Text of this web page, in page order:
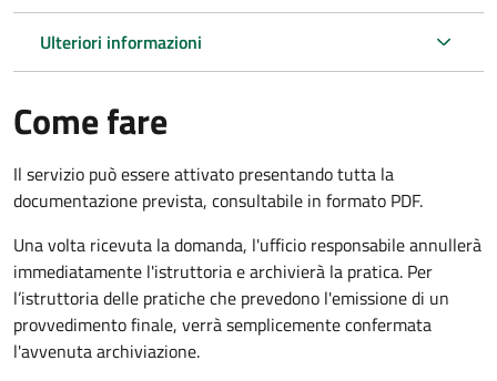
Ulteriori informazioni
Come fare
Il servizio può essere attivato presentando tutta la
documentazione prevista, consultabile in formato PDF.
Una volta ricevuta la domanda, l'ufficio responsabile annullerà
immediatamente l'istruttoria e archivierà la pratica. Per
l’istruttoria delle pratiche che prevedono l'emissione di un
provvedimento finale, verrà semplicemente confermata
l'avvenuta archiviazione.